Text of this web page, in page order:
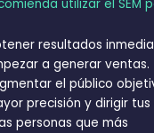
utilizar el SEM
resultados
a generar ventas.
el público
precisión y dirigir tus
personas que más